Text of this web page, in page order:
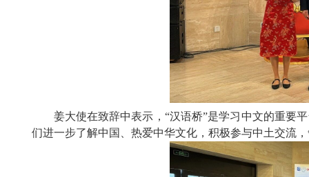
姜大使在致辞中表示，“汉语桥”是学习中文的重要
们进一步了解中国、热爱中华文化，积极参与中土交流